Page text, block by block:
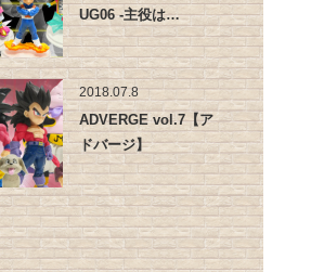
UG06 -主役は…
2018.07.8
ADVERGE vol.7【ア
ドバージ】